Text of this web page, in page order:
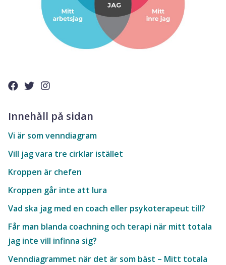
Innehåll på sidan
Vi är som venndiagram
Vill jag vara tre cirklar istället
Kroppen är chefen
Kroppen går inte att lura
Vad ska jag med en coach eller psykoterapeut till?
Får man blanda coachning och terapi när mitt totala
jag inte vill infinna sig?
Venndiagrammet när det är som bäst – Mitt totala